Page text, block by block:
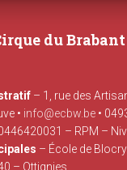
du
– 1, rue des
• info@ecbw.be •
– RPM –
– École de
– Ottignies